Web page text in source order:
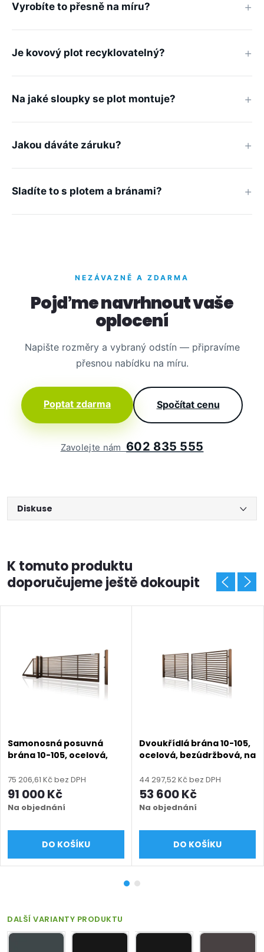
Vyrobíte to přesně na míru?
Je kovový plot recyklovatelný?
Na jaké sloupky se plot montuje?
Jakou dáváte záruku?
Sladíte to s plotem a bránami?
NEZÁVAZNĚ A ZDARMA
Pojďme navrhnout vaše
oplocení
Napište rozměry a vybraný odstín — připravíme
přesnou nabídku na míru.
Poptat zdarma Spočítat cenu
Zavolejte nám 602 835 555
Diskuse
K tomuto produktu
doporučujeme ještě dokoupit
Samonosná posuvná
brána 10-105, ocelová,
(šířka 1500 - 6000 mm,
výška 1050 - 2050 mm),
hnědá RAL 8014 matná
75 206,61 Kč bez DPH
91 000 Kč
Na objednání
DO KOŠÍKU
Dvoukřídlá brána 10-105,
ocelová, bezúdržbová, na
mm, výška 1000 - 2050
mm), hnědá RAL 8014
matná
44 297,52 Kč bez DPH
53 600 Kč
Na objednání
DO KOŠÍKU